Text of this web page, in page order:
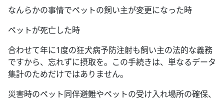
なんらかの事情でペットの飼い主が変更になった時
ペットが死亡した時
合わせて年に1度の狂犬病予防注射も飼い主の法的な義務
ですから、忘れずに摂取を。この手続きは、単なるデータ
集計のためだけではありません。
災害時のペット同伴避難やペットの受け入れ場所の確保、